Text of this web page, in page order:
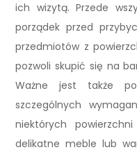
ich wizytą. Przede
porządek przed
przedmiotów z
pozwoli skupić się na
Ważne jest także
szczególnych
niektórych
delikatne meble lub